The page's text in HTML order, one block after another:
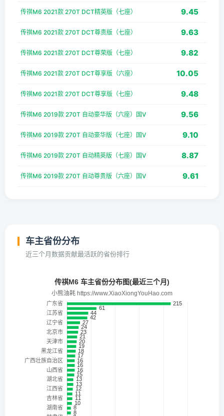
传祺M6 2021款 270T DCT精英版（七座） 9.45
传祺M6 2021款 270T DCT尊贵版（七座） 9.63
传祺M6 2021款 270T DCT尊荣版（七座） 9.82
传祺M6 2021款 270T DCT尊享版（六座） 10.05
传祺M6 2021款 270T DCT尊享版（七座） 9.48
传祺M6 2019款 270T 自动豪华版（六座）国V 9.56
传祺M6 2019款 270T 自动豪华版（七座）国V 9.10
传祺M6 2019款 270T 自动精英版（七座）国V 8.87
传祺M6 2019款 270T 自动尊贵版（六座）国V 9.61
车主省份分布
近三个月数据贡献最活跃的省份排行